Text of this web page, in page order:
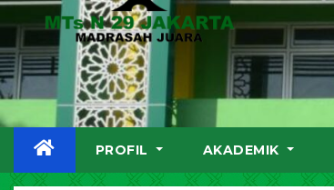
PROFIL AKADEMIK